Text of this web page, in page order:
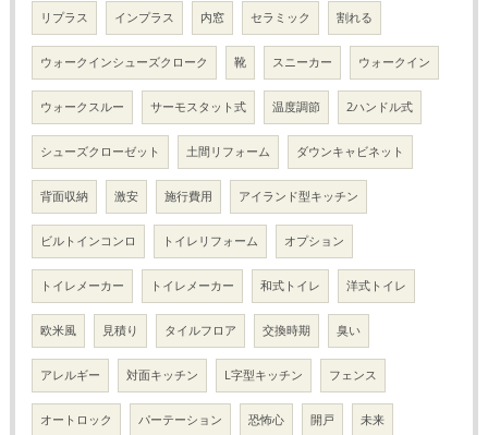
リプラス インプラス 内窓 セラミック 割れる
ウォークインシューズクローク 靴 スニーカー ウォークイン
ウォークスルー サーモスタット式 温度調節 2ハンドル式
シューズクローゼット 土間リフォーム ダウンキャビネット
背面収納 激安 施行費用 アイランド型キッチン
ビルトインコンロ トイレリフォーム オプション
トイレメーカー トイレメーカー 和式トイレ 洋式トイレ
欧米風 見積り タイルフロア 交換時期 臭い
アレルギー 対面キッチン L字型キッチン フェンス
オートロック パーテーション 恐怖心 開戸 未来